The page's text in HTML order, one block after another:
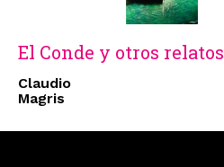
El Conde y otros relatos
Claudio
Magris